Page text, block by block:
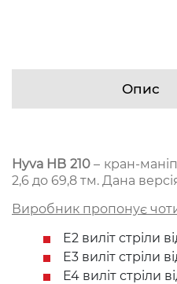
Опис
Hyva HB 210– кран-
2,6 до 69,8 тм. Дана
Виробник пропонує
E2 виліт стріли
E3 виліт стріли
E4 виліт стріли